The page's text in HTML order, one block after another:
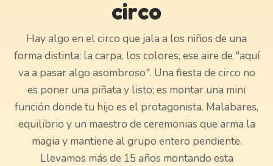
circo
Hay algo en el circo que jala a los niños de una
forma distinta: la carpa, los colores, ese aire de "aquí
va a pasar algo asombroso". Una fiesta de circo no
es poner una piñata y listo; es montar una mini
función donde tu hijo es el protagonista. Malabares,
equilibrio y un maestro de ceremonias que arma la
magia y mantiene al grupo entero pendiente.
Llevamos más de 15 años montando esta